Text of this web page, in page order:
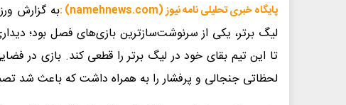
پایگاه خبری تحلیلی نامه نیوز (namehnews.com) :
به گزارش
لیگ برتر، یکی از سرنوشت‌سازترین بازی‌های فصل بود؛
تا این تیم بقای خود در لیگ برتر را قطعی کند. بازی در
لحظاتی جنجالی و پرفشار را به همراه داشت که باعث شد